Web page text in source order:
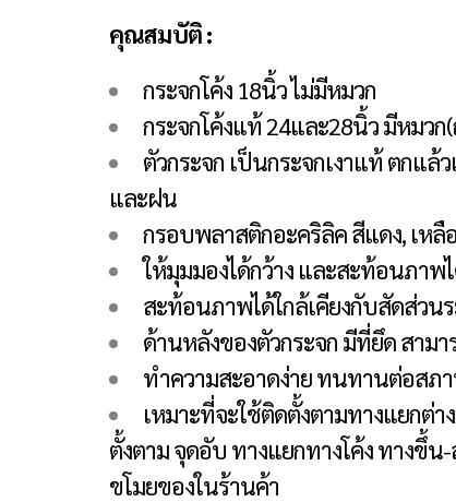
คุณสมบัติ :
กระจกโค้ง 18นิ้ว ไม่มีหมวก
กระจกโค้งแท้ 24และ28นิ้ว มีหมว
ตัวกระจก เป็นกระจกเงาแท้ ตกแล้
และฝน
กรอบพลาสติกอะคริลิค สีแดง, เหลื
ให้มุมมองได้กว้าง และสะท้อนภาพ
สะท้อนภาพได้ใกล้เคียงกับสัดส่วนร
ด้านหลังของตัวกระจก มีที่ยึด สาม
ทำความสะอาดง่าย ทนทานต่อสภ
เหมาะที่จะใช้ติดตั้งตามทางแยกต่า
ตั้งตาม จุดอับ ทางแยกทางโค้ง ทางขึ้น
ขโมยของในร้านค้า